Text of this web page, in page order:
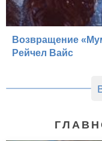
Возвращение
Рейчел Вайс